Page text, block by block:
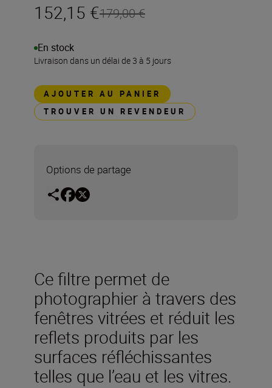
152,15 €179,00 €
En stock
Livraison dans un délai de 3 à 5 jours
AJOUTER AU PANIER
TROUVER UN REVENDEUR
Options de partage
Ce filtre permet de
photographier à travers des
fenêtres vitrées et réduit les
reflets produits par les
surfaces réfléchissantes
telles que l’eau et les vitres.